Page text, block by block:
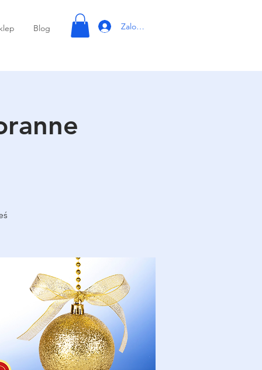
Blog Zaloguj się